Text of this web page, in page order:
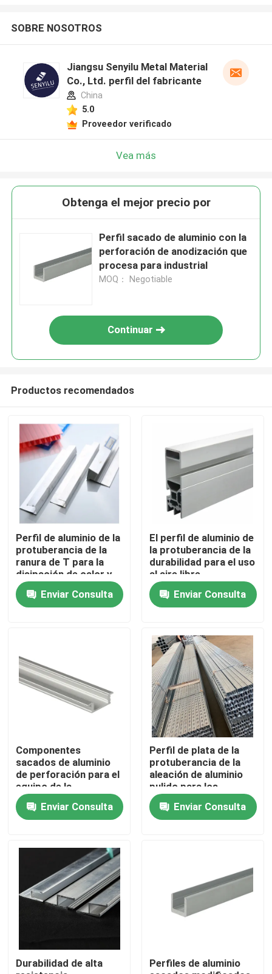
Sobre nosotros
Contactos
Vídeos
Bobina de aluminio del final del molino
Bobina de aluminio revestida del color
Bobina de aluminio en frío
Tubo redondo de aluminio
SOBRE NOSOTROS
Jiangsu Senyilu Metal Material
Co., Ltd. perfil del fabricante
China
5.0
Proveedor verificado
Vea más
Obtenga el mejor precio por
Perfil sacado de aluminio con la
perforación de anodización que
procesa para industrial
MOQ： Negotiable
Continuar
Productos recomendados
Perfil de aluminio de la
protuberancia de la
ranura de T para la
disipación de calor y
las estructuras ligeras
Enviar Consulta
El perfil de aluminio de
la protuberancia de la
durabilidad para el uso
al aire libre
modificado para
requisitos
particulares acepta
Enviar Consulta
Componentes
sacados de aluminio
de perforación para el
equipo de la
automatización
Enviar Consulta
Perfil de plata de la
protuberancia de la
aleación de aluminio
pulido para los
estantes con colores
múltiplesEnviar Consulta
Durabilidad de alta
Perfiles de aluminio